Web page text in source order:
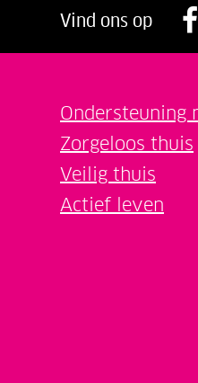
Vind ons op
Ondersteuning
Zorgeloos thuis
Veilig thuis
Actief leven